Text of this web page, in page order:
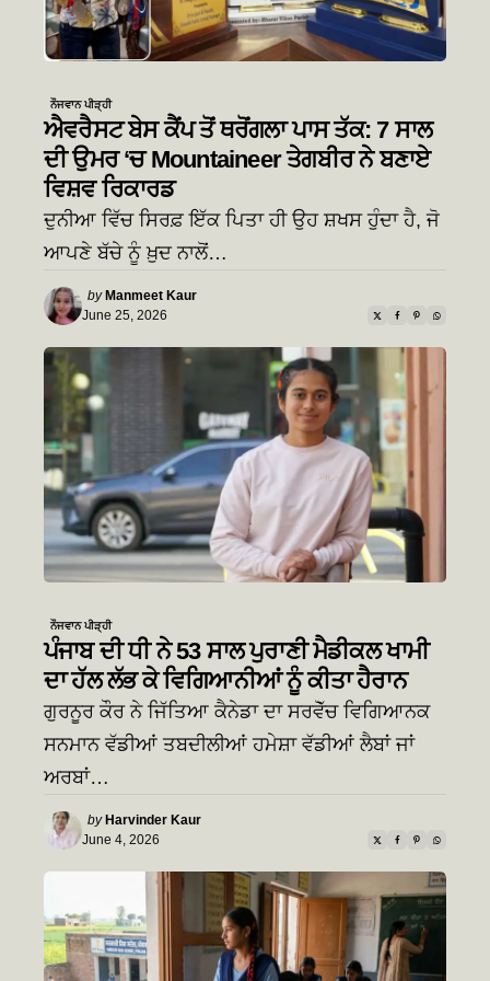
ਨੌਜਵਾਨ ਪੀੜ੍ਹੀ
ਐਵਰੈਸਟ ਬੇਸ ਕੈਂਪ ਤੋਂ ਥਰੋਂਗਲਾ ਪਾਸ ਤੱਕ: 7 ਸਾਲ
ਦੀ ਉਮਰ ‘ਚ Mountaineer ਤੇਗਬੀਰ ਨੇ ਬਣਾਏ
ਵਿਸ਼ਵ ਰਿਕਾਰਡ
ਦੁਨੀਆ ਵਿੱਚ ਸਿਰਫ਼ ਇੱਕ ਪਿਤਾ ਹੀ ਉਹ ਸ਼ਖਸ ਹੁੰਦਾ ਹੈ, ਜੋ
ਆਪਣੇ ਬੱਚੇ ਨੂੰ ਖ਼ੁਦ ਨਾਲੋਂ…
Posted
by
by Manmeet Kaur
June 25, 2026
ਨੌਜਵਾਨ ਪੀੜ੍ਹੀ
ਪੰਜਾਬ ਦੀ ਧੀ ਨੇ 53 ਸਾਲ ਪੁਰਾਣੀ ਮੈਡੀਕਲ ਖਾਮੀ
ਦਾ ਹੱਲ ਲੱਭ ਕੇ ਵਿਗਿਆਨੀਆਂ ਨੂੰ ਕੀਤਾ ਹੈਰਾਨ
ਗੁਰਨੂਰ ਕੌਰ ਨੇ ਜਿੱਤਿਆ ਕੈਨੇਡਾ ਦਾ ਸਰਵੋੱਚ ਵਿਗਿਆਨਕ
ਸਨਮਾਨ ਵੱਡੀਆਂ ਤਬਦੀਲੀਆਂ ਹਮੇਸ਼ਾ ਵੱਡੀਆਂ ਲੈਬਾਂ ਜਾਂ
ਅਰਬਾਂ…
Posted
by
by Harvinder Kaur
June 4, 2026